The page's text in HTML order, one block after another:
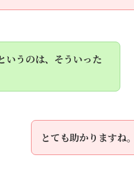
いうのは、そういった
とても助かりますね。